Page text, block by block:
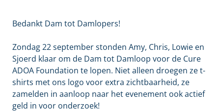
Bedankt Dam tot Damlopers!
Zondag 22 september stonden Amy, Chris, Lowie en
Sjoerd klaar om de Dam tot Damloop voor de Cure
ADOA Foundation te lopen. Niet alleen droegen ze t-
shirts met ons logo voor extra zichtbaarheid, ze
zamelden in aanloop naar het evenement ook actief
geld in voor onderzoek!